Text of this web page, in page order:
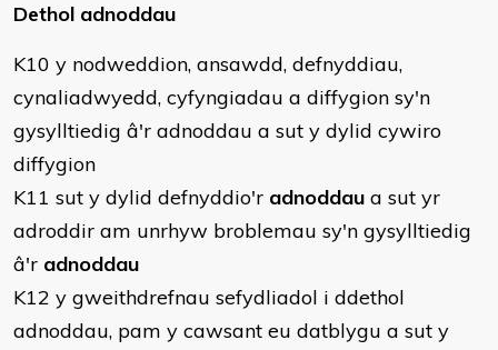
Dethol adnoddau
K10 y nodweddion, ansawdd, defnyddiau,
cynaliadwyedd, cyfyngiadau a diffygion sy'n
gysylltiedig â'r adnoddau a sut y dylid cywiro
diffygion
K11 sut y dylid defnyddio'r adnoddau a sut yr
adroddir am unrhyw broblemau sy'n gysylltiedig
â'r adnoddau
K12 y gweithdrefnau sefydliadol i ddethol
adnoddau, pam y cawsant eu datblygu a sut y